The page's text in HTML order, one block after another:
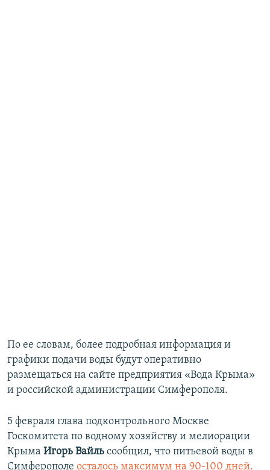
По ее словам, более подробная информация и
графики подачи воды будут оперативно
размещаться на сайте предприятия «Вода Крыма»
и российской администрации Симферополя.
5 февраля глава подконтрольного Москве
Госкомитета по водному хозяйству и мелиорации
Крыма Игорь Вайль сообщил, что питьевой воды в
Симферополе осталось максимум на 90-100 дней.